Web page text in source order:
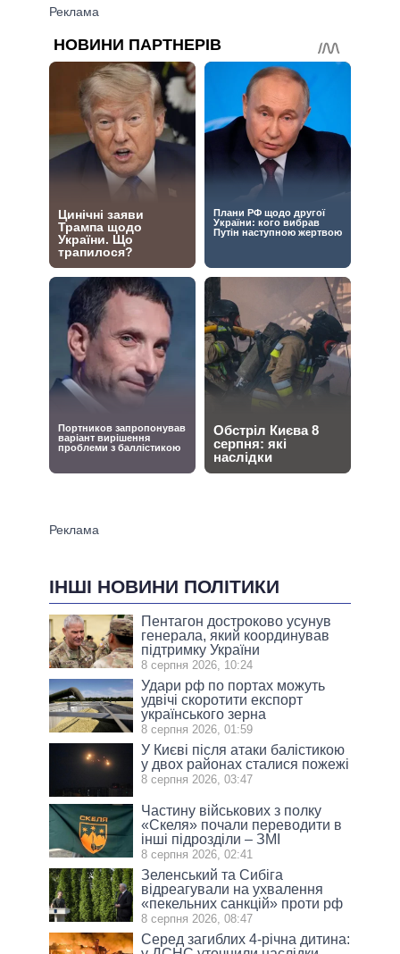
ІНШІ НОВИНИ ПОЛІТИКИ
Пентагон достроково усунув
генерала, який координував
підтримку України
8 серпня 2026, 10:24
Удари рф по портах можуть
удвічі скоротити експорт
українського зерна
8 серпня 2026, 01:59
У Києві після атаки балістикою
у двох районах сталися пожежі
8 серпня 2026, 03:47
Частину військових з полку
«Скеля» почали переводити в
інші підрозділи – ЗМІ
8 серпня 2026, 02:41
Зеленський та Сибіга
відреагували на ухвалення
«пекельних санкцій» проти рф
8 серпня 2026, 08:47
Серед загиблих 4-річна дитина: